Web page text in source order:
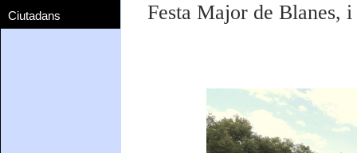
Ciutadans
Festa Major de Blanes,